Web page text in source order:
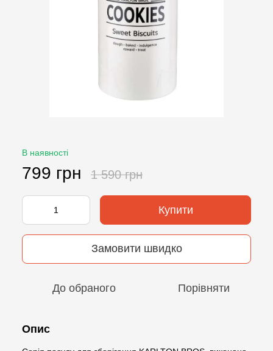
В наявності
799 грн 1 590 грн
Купити
Замовити швидко
До обраного Порівняти
Опис